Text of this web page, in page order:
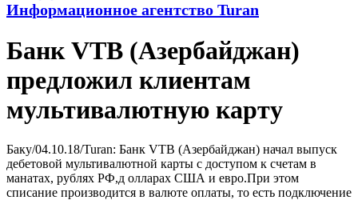
Информационное агентство Turan
Банк VTB (Азербайджан)
предложил клиентам
мультивалютную карту
Баку/04.10.18/Turan: Банк VTB (Азербайджан) начал выпуск
дебетовой мультивалютной карты с доступом к счетам в
манатах, рублях РФ,д олларах США и евро.При этом
списание производится в валюте оплаты, то есть подключение